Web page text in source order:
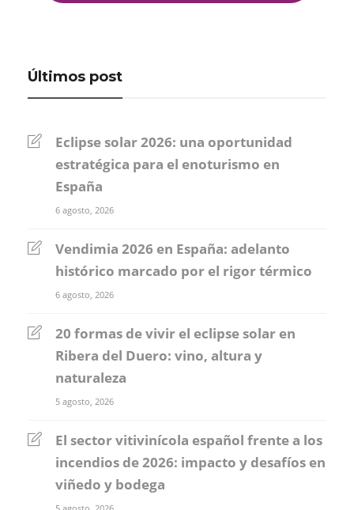
Últimos post
Eclipse solar 2026: una oportunidad
estratégica para el enoturismo en
España
6 agosto, 2026
Vendimia 2026 en España: adelanto
histórico marcado por el rigor térmico
6 agosto, 2026
20 formas de vivir el eclipse solar en
Ribera del Duero: vino, altura y
naturaleza
5 agosto, 2026
El sector vitivinícola español frente a los
incendios de 2026: impacto y desafíos en
viñedo y bodega